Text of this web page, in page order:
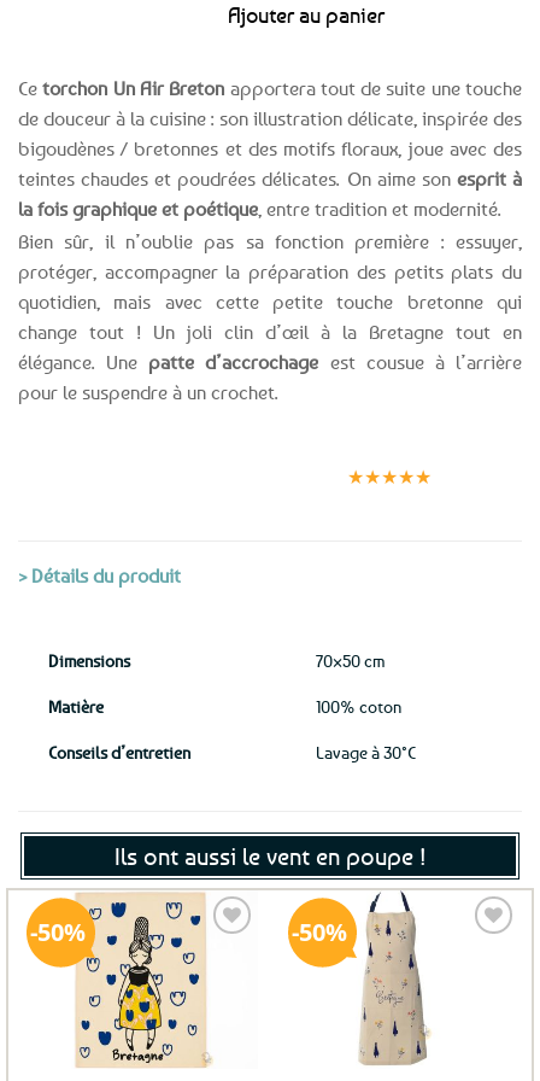
Cetorchon Un Air Breton apportera tout de suite une touche
de douceur à la cuisine : son illustration délicate, inspirée des
bigoudènes / bretonnes et des motifs floraux, joue avec des
teintes chaudes et poudrées délicates. On aime sonesprit à
la fois graphique et poétique , entre tradition et modernité.
Bien sûr, il n’oublie pas sa fonction première : essuyer,
protéger, accompagner la préparation des petits plats du
quotidien, mais avec cette petite touche bretonne qui
change tout ! Un joli clin d’œil à la Bretagne tout en
élégance. Une patte d’accrochage est cousue à l’arrière
pour le suspendre à un crochet.
7,99€.
Ajouter au panier
★★★★★
> Détails du produit
Dimensions 70×50 cm
Matière 100% coton
Conseils d’entretien Lavage à 30°C
Ils ont aussi le vent en poupe !
50% 50%